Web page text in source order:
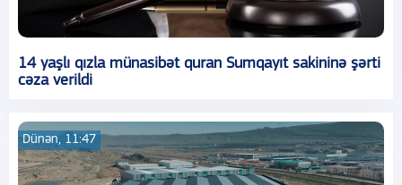
14 yaşlı qızla münasibət quran Sumqayıt sakininə şərti
cəza verildi
Dünən, 11:47